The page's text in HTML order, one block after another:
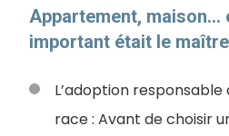
Appartement, maison…
important était le
L’adoption
race : Avant de choisir